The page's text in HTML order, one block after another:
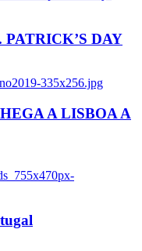
DAY
335x256.jpg
A LISBOA A